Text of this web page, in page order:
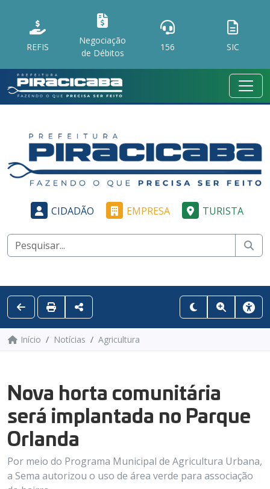
REFIS
Negociação
de Débitos
156 SIC
CIDADÃO EMPRESA TURISTA
Início Notícias Agricultura
Nova horta comunitária
será implantada no Parque
Orlanda
Por meio do Programa Municipal de Agricultura Urbana,
a Sema autorizou o uso de área verde para associação